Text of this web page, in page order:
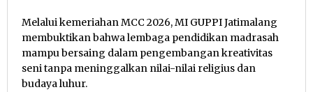
Melalui kemeriahan MCC 2026, MI GUPPI Jatimalang
membuktikan bahwa lembaga pendidikan madrasah
mampu bersaing dalam pengembangan kreativitas
seni tanpa meninggalkan nilai-nilai religius dan
budaya luhur.